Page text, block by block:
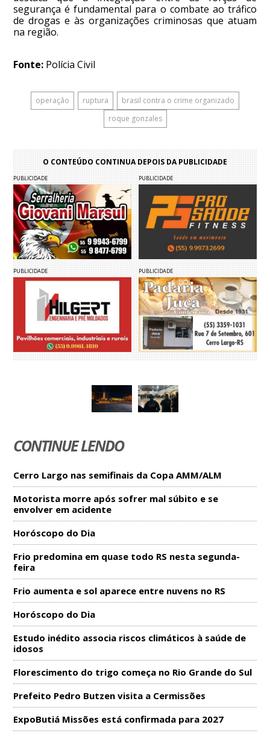
segurança é fundamental para o combate ao tráfico
de drogas e às organizações criminosas que atuam
na região.
Fonte: Polícia Civil
operação ruptura
brasil contra o crime organizado
roque gonzales
O CONTEÚDO CONTINUA DEPOIS DA PUBLICIDADE
PUBLICIDADE PUBLICIDADE
PUBLICIDADE PUBLICIDADE
CONTINUE LENDO
Cerro Largo nas semifinais da Copa AMM/ALM
Motorista morre após sofrer mal súbito e se
envolver em acidente
Horóscopo do Dia
Frio predomina em quase todo RS nesta segunda-
feira
Frio aumenta e sol aparece entre nuvens no RS
Horóscopo do Dia
Estudo inédito associa riscos climáticos à saúde de
idosos
Florescimento do trigo começa no Rio Grande do Sul
Prefeito Pedro Butzen visita a Cermissões
ExpoButiá Missões está confirmada para 2027